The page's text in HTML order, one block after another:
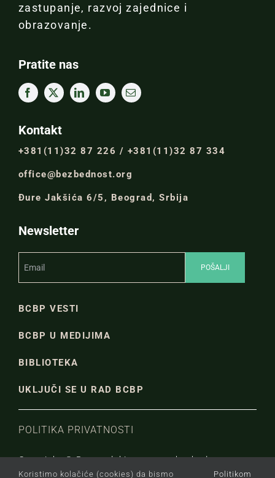
zastupanje, razvoj zajednice i
obrazovanje.
Pratite nas
Kontakt
+381(11)32 87 226 / +381(11)32 87 334
office@bezbednost.org
Đure Jakšića 6/5, Beograd, Srbija
Newsletter
BCBP VESTI
BCBP U MEDIJIMA
BIBLIOTEKA
UKLJUČI SE U RAD BCBP
POLITIKA PRIVATNOSTI
Copyright © Beogradski centar za bezbednosnu
Koristimo kolačiće (cookies) da bismo Politikom